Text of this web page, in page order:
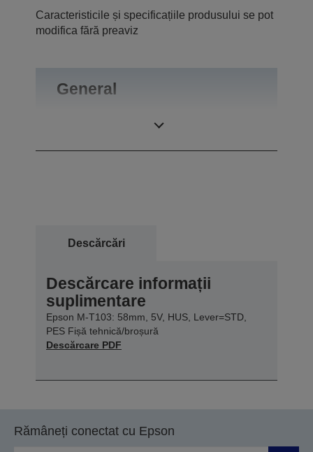
Caracteristicile și specificațiile produsului se pot
modifica fără preaviz
General
Descărcări
Descărcare informații
suplimentare
Epson M-T103: 58mm, 5V, HUS, Lever=STD,
PES Fișă tehnică/broșură
Descărcare PDF
Rămâneți conectat cu Epson